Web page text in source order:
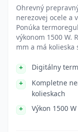
Ohrevný
nerezovej ocele a
Ponúka
výkonom 1500 W.
mm a má kolieska
Digitálny
Kompletne
kolieskach
Výkon 1500